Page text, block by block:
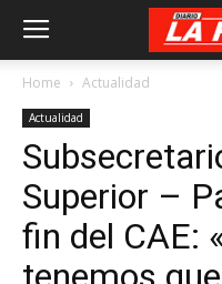
Home Actualidad
Actualidad
Superior –
fin del CAE: